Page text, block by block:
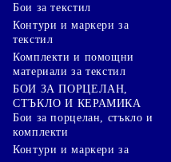
Бои за текстил
Контури и маркери за
текстил
Комплекти и помощни
материали за текстил
БОИ ЗА ПОРЦЕЛАН,
СТЪКЛО И КЕРАМИКА
Бои за порцелан, стъкло и
комплекти
Контури и маркери за